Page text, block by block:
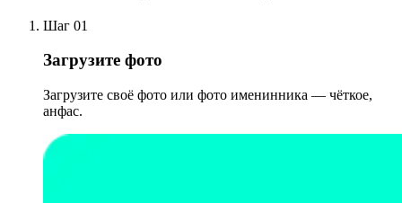
Шаг 01
Загрузите фото
Загрузите своё фото или фото именинника — чёткое,
анфас.